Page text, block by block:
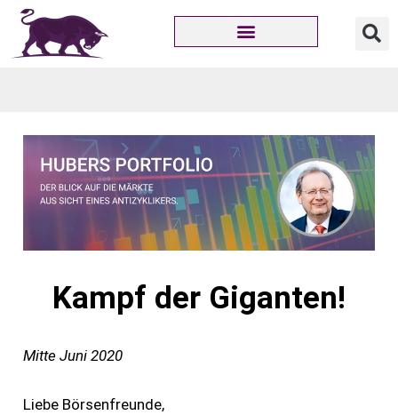
Kampf der Giganten!
Mitte Juni 2020
Liebe Börsenfreunde,